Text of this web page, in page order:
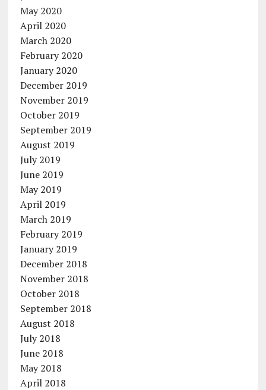
May 2020
April 2020
March 2020
February 2020
January 2020
December 2019
November 2019
October 2019
September 2019
August 2019
July 2019
June 2019
May 2019
April 2019
March 2019
February 2019
January 2019
December 2018
November 2018
October 2018
September 2018
August 2018
July 2018
June 2018
May 2018
April 2018